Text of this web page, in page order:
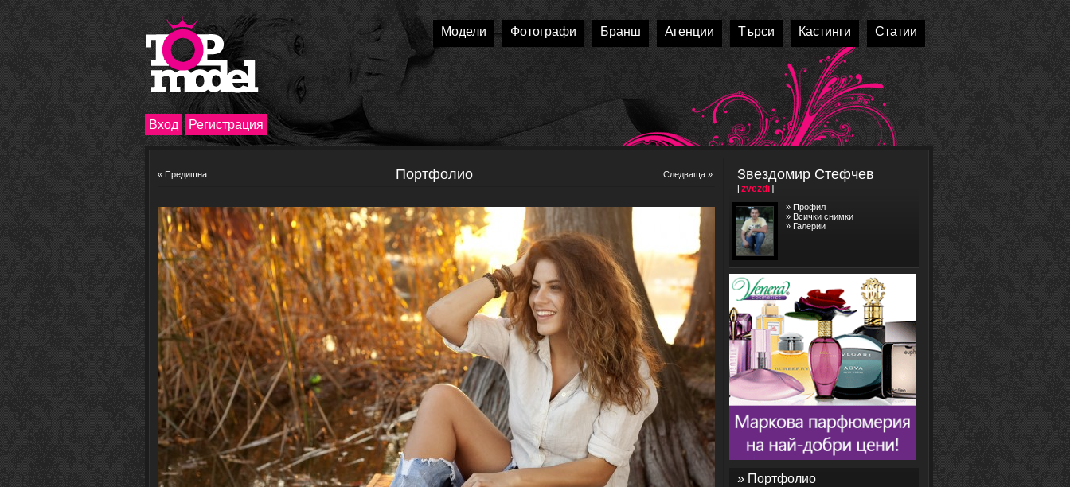
Модели Фотографи Бранш Агенции Търси Кастинги Статии
Вход Регистрация
« Предишна Портфолио Следваща » Звездомир Стефчев
[zvezdi]
» Профил
» Всички снимки
» Галерии
» Портфолио